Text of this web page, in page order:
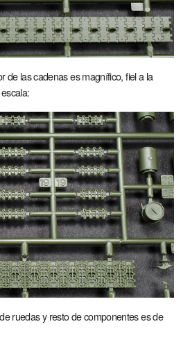
de las cadenas es magnífico, fiel a la
ruedas y resto de componentes es de